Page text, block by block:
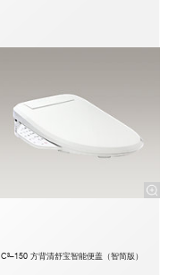
C³–150 方背清舒宝智能便盖（智简版）